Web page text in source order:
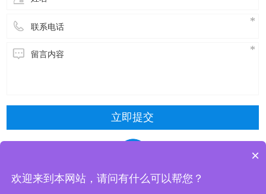
立即提交
东莞市清风冷却设备有限公司 版权所有
×
欢迎来到本网站，请问有什么可以帮您？